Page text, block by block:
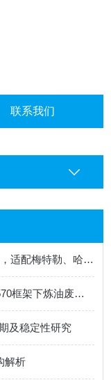
联系我们
不用找进口！国产高稳定性pH缓冲液，适配梅特勒、哈希、雷磁全系设备
国标复审确认有效，普化助力GB 31570框架下炼油废水监测的合规性升级
及稳定性研究
解析